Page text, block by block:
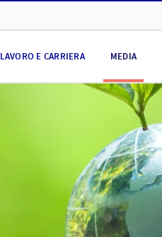
LAVORO E CARRIERA MEDIA